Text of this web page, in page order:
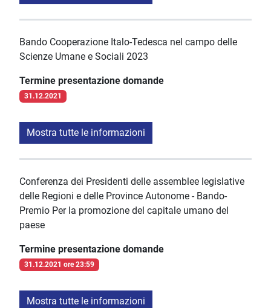
Bando Cooperazione Italo-Tedesca nel campo delle
Scienze Umane e Sociali 2023
Termine presentazione domande
31.12.2021
Mostra tutte le informazioni
Conferenza dei Presidenti delle assemblee legislative
delle Regioni e delle Province Autonome - Bando-
Premio Per la promozione del capitale umano del
paese
Termine presentazione domande
31.12.2021 ore 23:59
Mostra tutte le informazioni